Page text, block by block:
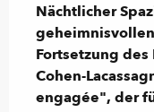
Nächtlicher
Fortsetzung
Cohen-
engagée", der